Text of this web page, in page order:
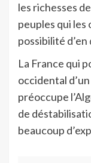
les richesses
peuples qui les
possibilité
La France qui
occidental
préoccupe
de
beaucoup